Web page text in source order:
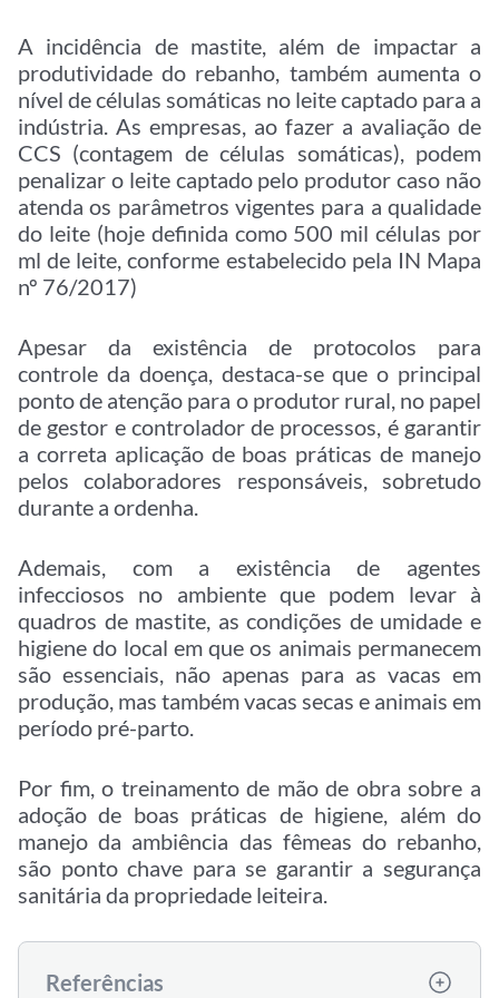
A incidência de mastite, além de impactar a
produtividade do rebanho, também aumenta o
nível de células somáticas no leite captado para a
indústria. As empresas, ao fazer a avaliação de
CCS (contagem de células somáticas), podem
penalizar o leite captado pelo produtor caso não
atenda os parâmetros vigentes para a qualidade
do leite (hoje definida como 500 mil células por
ml de leite, conforme estabelecido pela IN Mapa
nº 76/2017)
Apesar da existência de protocolos para
controle da doença, destaca-se que o principal
ponto de atenção para o produtor rural, no papel
de gestor e controlador de processos, é garantir
a correta aplicação de boas práticas de manejo
pelos colaboradores responsáveis, sobretudo
durante a ordenha.
Ademais, com a existência de agentes
infecciosos no ambiente que podem levar à
quadros de mastite, as condições de umidade e
higiene do local em que os animais permanecem
são essenciais, não apenas para as vacas em
produção, mas também vacas secas e animais em
período pré-parto.
Por fim, o treinamento de mão de obra sobre a
adoção de boas práticas de higiene, além do
manejo da ambiência das fêmeas do rebanho,
são ponto chave para se garantir a segurança
sanitária da propriedade leiteira.
Referências